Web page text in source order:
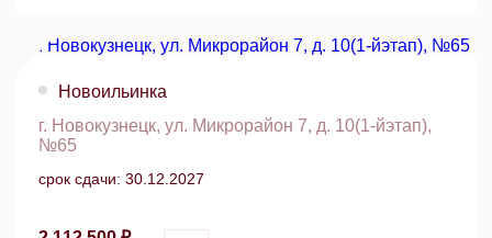
Новоильинка
г. Новокузнецк, ул. Микрорайон 7, д. 10(1-йэтап),
№65
срок сдачи: 30.12.2027